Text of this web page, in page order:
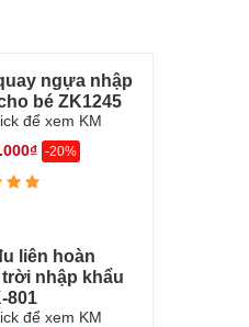
ngựa nhập
bé ZK1245
để xem KM
-20%
liên hoàn
nhập khẩu
801
để xem KM